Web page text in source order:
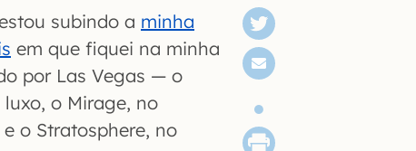
subindo a minha
em que fiquei na minha
por Las Vegas — o
o Mirage, no
o Stratosphere, no